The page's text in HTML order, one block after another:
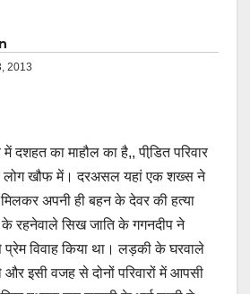
2013
दशहत का माहौल का है,, पीडि़त परिवार
लोग खौफ में। दरअसल यहां एक शख्‍स ने
अपनी ही बहन के देवर की हत्‍या
रहनेवाले सिख जाति के गगनदीप ने
प्रेम विवाह किया था। लड़की के घरवाले
इसी वजह से दोनों परिवारों में आपसी